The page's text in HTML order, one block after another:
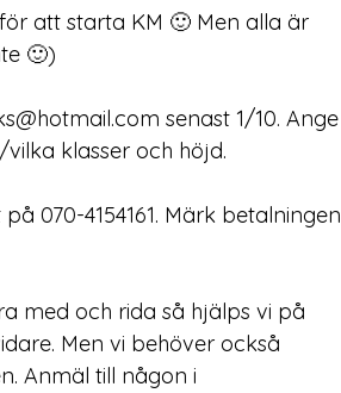
att starta KM 🙂 Men alla är
🙂)
senast 1/10. Ange
klasser och höjd.
070-4154161. Märk betalningen
med och rida så hjälps vi på
Men vi behöver också
Anmäl till någon i